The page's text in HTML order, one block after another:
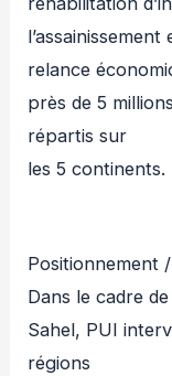
l’assainissement
relance
près de 5
répartis sur
les 5 continents.
Positionnement
Dans le cadre
Sahel, PUI
régions